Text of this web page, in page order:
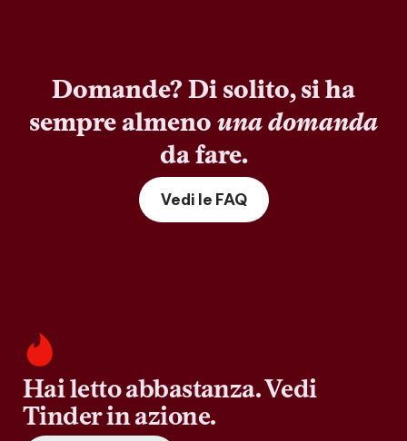
Domande? Di solito, si ha
sempre almeno una domanda
da fare.
Vedi le FAQ
Hai letto abbastanza. Vedi
Tinder in azione.